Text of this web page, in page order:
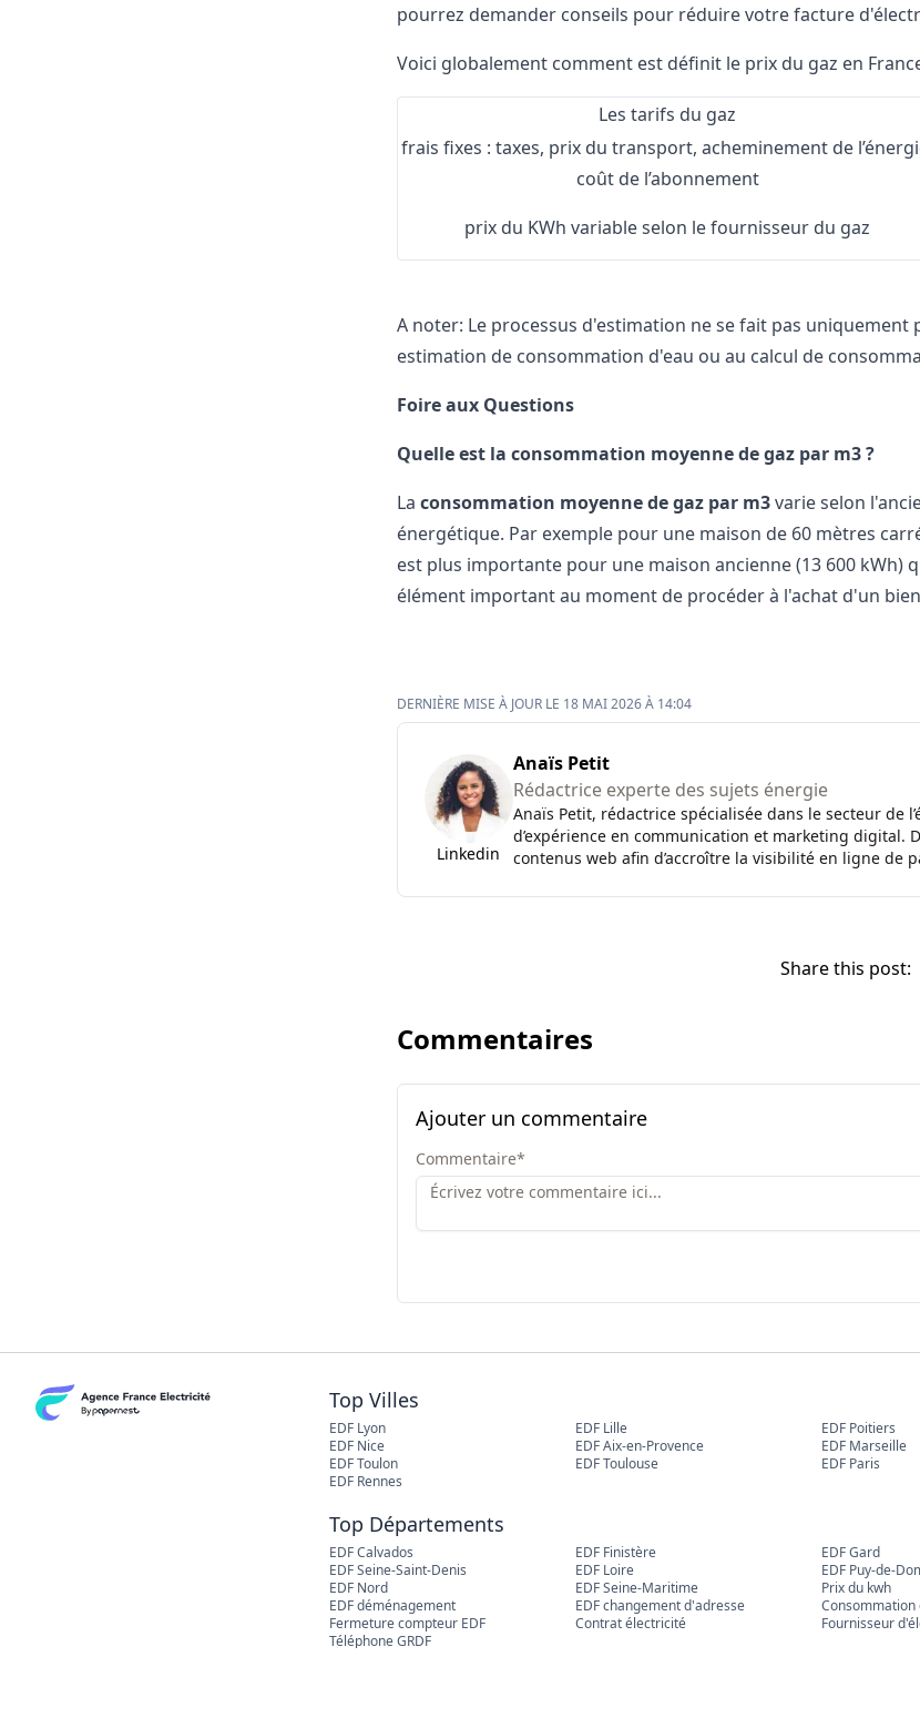
pourrez demander conseils pour réduire votre facture
Voici globalement comment est définit le prix du gaz en
Les tarifs du gaz
frais fixes : taxes, prix du transport, acheminement de
coût de l’abonnement
prix du KWh variable selon le fournisseur du gaz
A noter: Le processus d'estimation ne se fait pas
estimation de consommation d'eau ou au calcul de
Foire aux Questions
Quelle est la consommation moyenne de gaz par m3 ?
La consommation moyenne de gaz par m3varie selon
énergétique. Par exemple pour une maison de 60 mètres
est plus importante pour une maison ancienne (13 600 kWh)
élément important au moment de procéder à l'achat d'un
DERNIÈRE MISE À JOUR LE 18 MAI 2026 À 14:04
Linkedin
Anaïs Petit
Rédactrice experte des sujets énergie
Anaïs Petit, rédactrice spécialisée dans le secteur de
d’expérience en communication et marketing digital.
contenus web afin d’accroître la visibilité en ligne de
Share this post:
Commentaires
Ajouter un commentaire
Commentaire*
Top Villes
EDF Lyon EDF Lille
EDF Poitiers
EDF Nice
EDF Aix-en-Provence
EDF Marseille
EDF Toulon
EDF Toulouse
EDF Paris
EDF Rennes
Top Départements
EDF Calvados EDF Finistère
EDF Gard
EDF Seine-Saint-Denis
EDF Loire
EDF Puy-de-
EDF Nord
EDF Seine-Maritime
Prix du kwh
EDF déménagement
EDF changement d'adresse
Fermeture compteur EDF
Contrat électricité
Fournisseur
Téléphone GRDF